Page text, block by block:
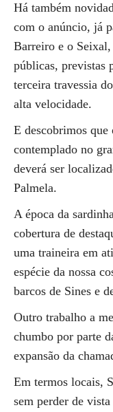
Há também
com o anúncio, já
Barreiro e o
públicas, previstas
terceira travessia
alta velocidade.
E descobrimos que
contemplado no
deverá ser
Palmela.
A época da
cobertura de
uma traineira em
espécie da nossa
barcos de Sines e
Outro trabalho a
chumbo por parte
expansão da
Em termos locais,
sem perder de